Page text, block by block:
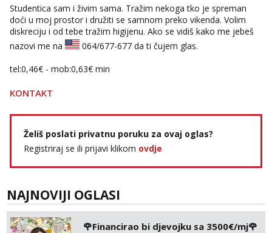
Studentica sam i živim sama. Tražim nekoga tko je spreman
doći u moj prostor i družiti se samnom preko vikenda. Volim
diskreciju i od tebe tražim higijenu. Ako se vidiš kako me jebeš
nazovi me na
064/677-677 da ti čujem glas.
tel:0,46€ - mob:0,63€ min
KONTAKT
Želiš poslati privatnu poruku za ovaj oglas?
Registriraj se ili prijavi klikom ovdje
NAJNOVIJI OGLASI
🌹Financirao bi djevojku sa 3500€/mj🌹